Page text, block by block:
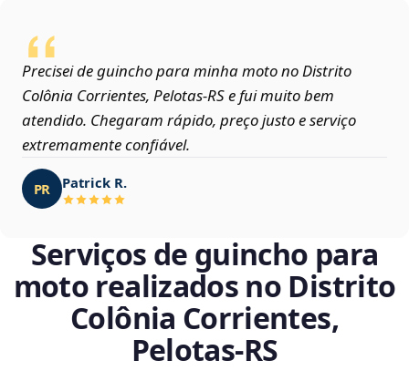
Precisei de guincho para minha moto no Distrito
Colônia Corrientes, Pelotas‑RS e fui muito bem
atendido. Chegaram rápido, preço justo e serviço
extremamente confiável.
PR Patrick R.
Serviços de guincho para
moto realizados no Distrito
Colônia Corrientes,
Pelotas‑RS